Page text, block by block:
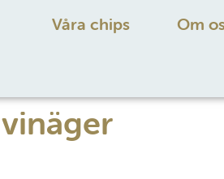
Våra chips Om